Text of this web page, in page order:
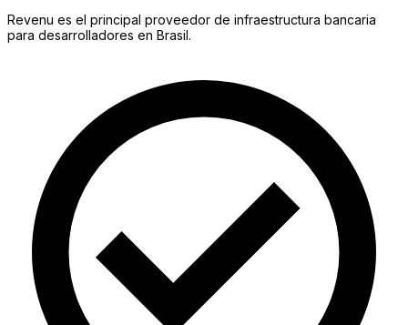
Revenu es el principal proveedor de infraestructura bancaria
para desarrolladores en Brasil.